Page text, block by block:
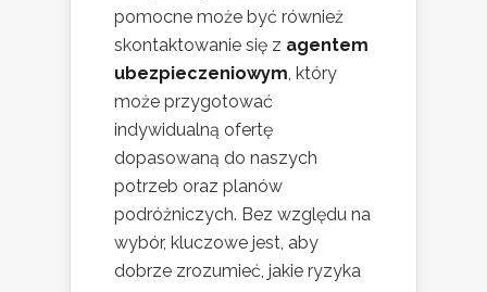
pomocne może być również
skontaktowanie się z agentem
ubezpieczeniowym , który
może przygotować
indywidualną ofertę
dopasowaną do naszych
potrzeb oraz planów
podróżniczych. Bez względu na
wybór, kluczowe jest, aby
dobrze zrozumieć, jakie ryzyka